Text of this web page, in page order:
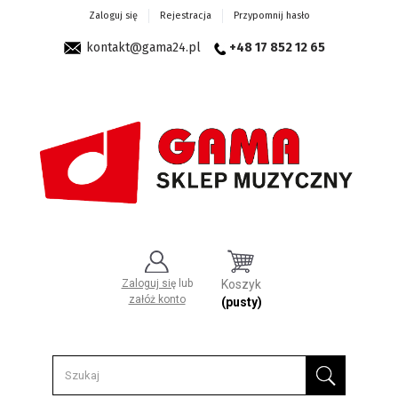
Zaloguj się Rejestracja Przypomnij hasło
kontakt@gama24.pl +48 17 852 12 65
Zaloguj się lub
załóż konto
Koszyk
(pusty)